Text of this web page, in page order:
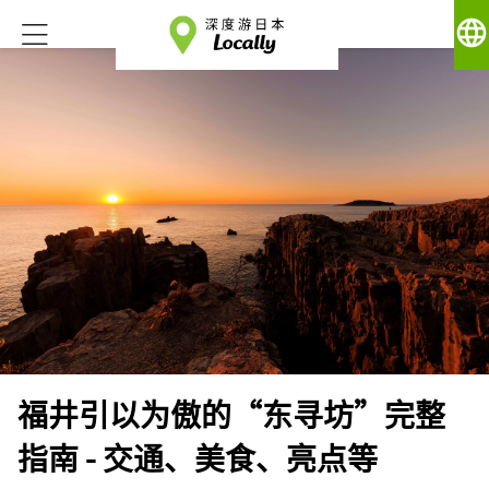
language
福井引以为傲的“东寻坊”完整
指南 - 交通、美食、亮点等